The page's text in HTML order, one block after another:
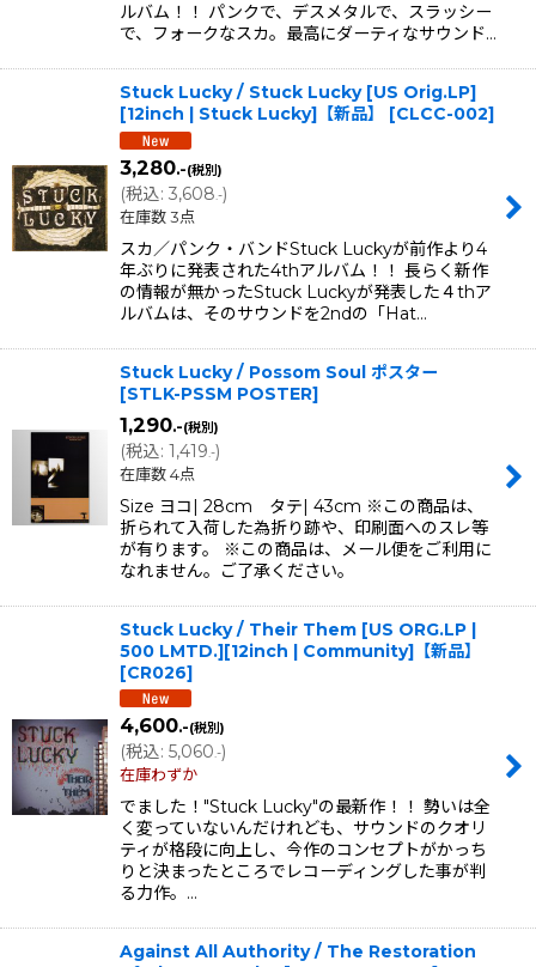
ルバム！！ パンクで、デスメタルで、スラッシー
で、フォークなスカ。最高にダーティなサウンド…
Stuck Lucky / Stuck Lucky [US Orig.LP]
[12inch | Stuck Lucky]【新品】
[CLCC-002]
3,280.-(税別)
(税込: 3,608 .-)
在庫数 3点
スカ／パンク・バンドStuck Luckyが前作より4
年ぶりに発表された4thアルバム！！ 長らく新作
の情報が無かったStuck Luckyが発表した４thア
ルバムは、そのサウンドを2ndの「Hat…
Stuck Lucky / Possom Soul ポスター
[STLK-PSSM POSTER]
1,290.-(税別)
(税込: 1,419 .-)
在庫数 4点
Size ヨコ| 28cm タテ| 43cm ※この商品は、
折られて入荷した為折り跡や、印刷面へのスレ等
が有ります。 ※この商品は、メール便をご利用に
なれません。ご了承ください。
Stuck Lucky / Their Them [US ORG.LP |
500 LMTD.][12inch | Community]【新品】
[CR026]
4,600.-(税別)
(税込: 5,060.-)
在庫わずか
でました！"Stuck Lucky"の最新作！！ 勢いは全
く変っていないんだけれども、サウンドのクオリ
ティが格段に向上し、今作のコンセプトがかっち
りと決まったところでレコーディングした事が判
る力作。…
Against All Authority / The Restoration